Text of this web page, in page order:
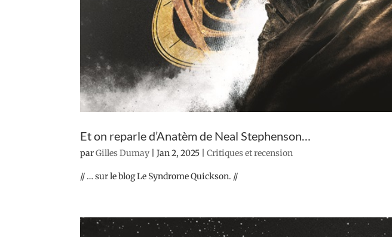
Et on reparle d’Anatèm de Neal Stephenson…
parGilles Dumay |Jan 2, 2025 |Critiques et recension
// … sur le blog Le Syndrome Quickson. //